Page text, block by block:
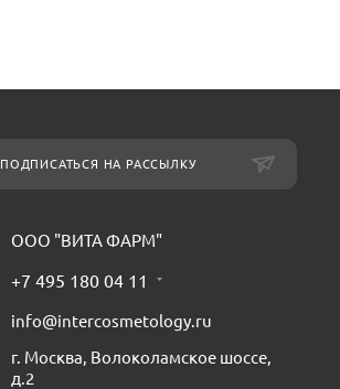
ПОДПИСАТЬСЯ НА РАССЫЛКУ
ООО "ВИТА ФАРМ"
+7 495 180 04 11
info@intercosmetology.ru
г. Москва, Волоколамское шоссе,
д.2